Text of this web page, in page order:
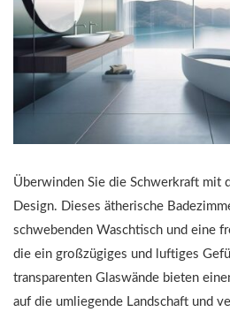
Überwinden Sie die Schwerkraft mit
Design. Dieses ätherische
schwebenden Waschtisch und eine
die ein großzügiges und luftiges
transparenten Glaswände bieten
auf die umliegende Landschaft und